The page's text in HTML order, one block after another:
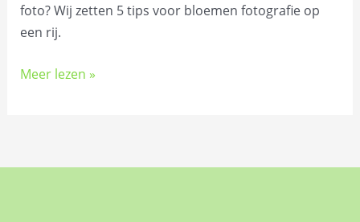
foto? Wij zetten 5 tips voor bloemen fotografie op
een rij.
Meer lezen »